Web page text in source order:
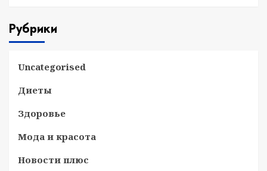
Рубрики
Uncategorised
Диеты
Здоровье
Мода и красота
Новости плюс